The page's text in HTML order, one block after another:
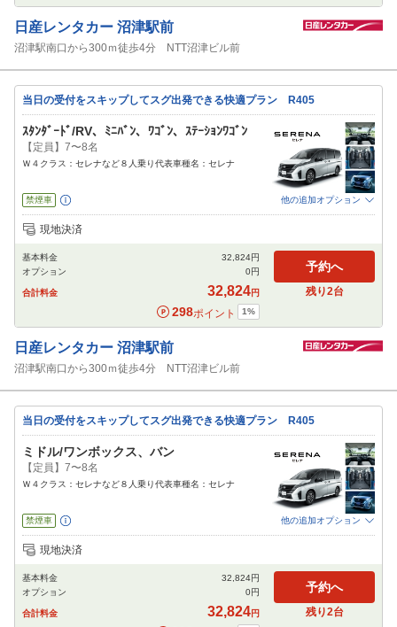
日産レンタカー 沼津駅前
沼津駅南口から300ｍ徒歩4分 NTT沼津ビル前
当日の受付をスキップしてスグ出発できる快適プラン R405
ｽﾀﾝﾀﾞｰﾄﾞ/RV、ﾐﾆﾊﾞﾝ、ﾜｺﾞﾝ、ｽﾃｰｼｮﾝﾜｺﾞﾝ
【定員】7〜8名
Ｗ４クラス：セレナなど８人乗り代表車種名：セレナ
禁煙車 他の追加オプション
追加可能オプション
カーナビ
現地決済
基本料金 32,824円
オプション
0円
合計料金 32,824円
298ポイント 1%
予約へ
残り2台
日産レンタカー 沼津駅前
沼津駅南口から300ｍ徒歩4分 NTT沼津ビル前
当日の受付をスキップしてスグ出発できる快適プラン R405
ミドル/ワンボックス、バン
【定員】7〜8名
Ｗ４クラス：セレナなど８人乗り代表車種名：セレナ
禁煙車 他の追加オプション
追加可能オプション
カーナビ
現地決済
基本料金 32,824円
オプション
0円
合計料金 32,824円
予約へ
残り2台